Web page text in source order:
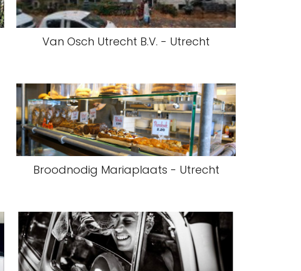
Van Osch Utrecht B.V. - Utrecht
Broodnodig Mariaplaats - Utrecht